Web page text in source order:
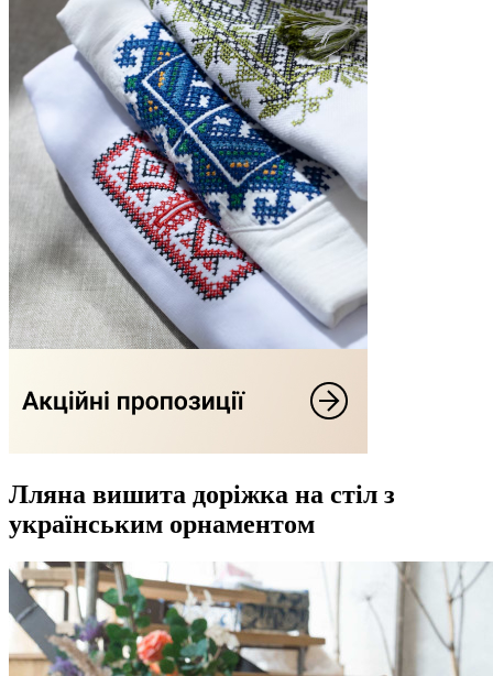
Лляна вишита доріжка на стіл з
українським орнаментом